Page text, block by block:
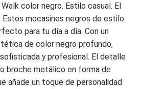
color negro. Estilo casual. El
mocasines negros de estilo
para tu día a día. Con un
de color negro profundo,
y profesional. El detalle
broche metálico en forma de
añade un toque de personalidad